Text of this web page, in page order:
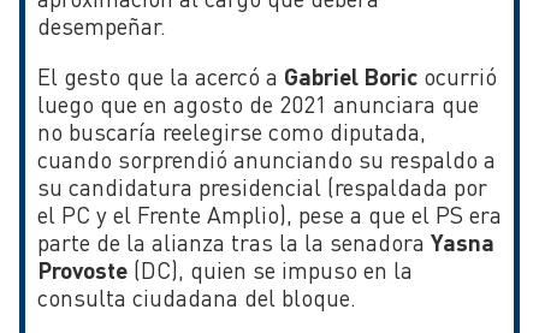
desempeñar.
El gesto que la acercó a Gabriel Boric ocurrió
luego que en agosto de 2021 anunciara que
no buscaría reelegirse como diputada,
cuando sorprendió anunciando su respaldo a
su candidatura presidencial (respaldada por
el PC y el Frente Amplio), pese a que el PS era
parte de la alianza tras la la senadora Yasna
Provoste (DC), quien se impuso en la
consulta ciudadana del bloque.